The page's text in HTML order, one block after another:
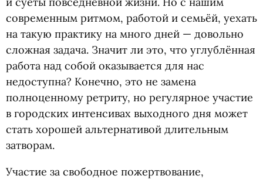
современным ритмом, работой и семьёй, уехать
на такую практику на много дней — довольно
сложная задача. Значит ли это, что углублённая
работа над собой оказывается для нас
недоступна? Конечно, это не замена
полноценному ретриту, но регулярное участие
в городских интенсивах выходного дня может
стать хорошей альтернативой длительным
затворам.
Участие за свободное пожертвование,